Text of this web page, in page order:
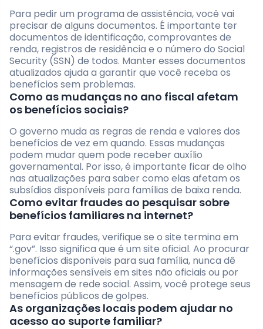
Para pedir um programa de assistência, você vai
precisar de alguns documentos. É importante ter
documentos de identificação, comprovantes de
renda, registros de residência e o número do Social
Security (SSN) de todos. Manter esses documentos
atualizados ajuda a garantir que você receba os
benefícios sem problemas.
Como as mudanças no ano fiscal afetam
os benefícios sociais?
O governo muda as regras de renda e valores dos
benefícios de vez em quando. Essas mudanças
podem mudar quem pode receber auxílio
governamental. Por isso, é importante ficar de olho
nas atualizações para saber como elas afetam os
subsídios disponíveis para famílias de baixa renda.
Como evitar fraudes ao pesquisar sobre
benefícios familiares na internet?
Para evitar fraudes, verifique se o site termina em
“.gov”. Isso significa que é um site oficial. Ao procurar
benefícios disponíveis para sua família, nunca dê
informações sensíveis em sites não oficiais ou por
mensagem de rede social. Assim, você protege seus
benefícios públicos de golpes.
As organizações locais podem ajudar no
acesso ao suporte familiar?